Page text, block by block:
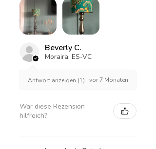
Beverly C.
Moraira, ES-VC
Antwort anzeigen (1) vor 7 Monaten
War diese Rezension
hilfreich?